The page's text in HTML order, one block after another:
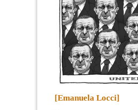
[Emanuela Locci]